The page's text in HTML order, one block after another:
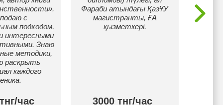
с
подходом,
интересными
Знаю
методики,
раскрыть
каждого
час
Фараби атындағы ҚазҰУ
магистранты, ҒА
қызметкері.
3000 тнг/час